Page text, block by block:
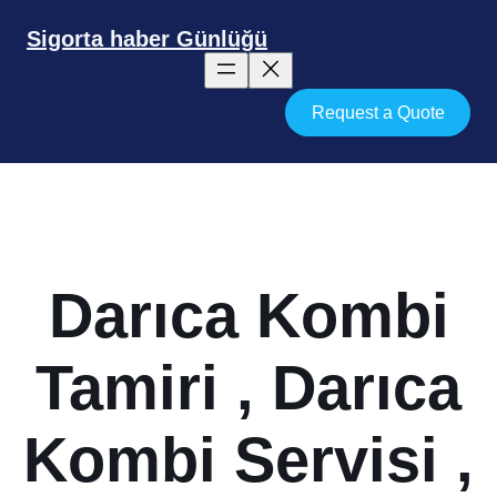
Sigorta haber Günlüğü
Request a Quote
Darıca Kombi
Tamiri , Darıca
Kombi Servisi ,